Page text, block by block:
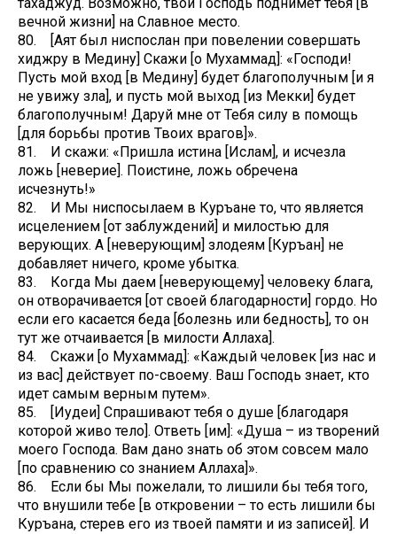
вечной жизни] на Славное место.
80. [Аят был ниспослан при повелении совершать
хиджру в Медину] Скажи [о Мухаммад]: «Господи!
Пусть мой вход [в Медину] будет благополучным [и я
не увижу зла], и пусть мой выход [из Мекки] будет
благополучным! Даруй мне от Тебя силу в помощь
[для борьбы против Твоих врагов]».
81. И скажи: «Пришла истина [Ислам], и исчезла
ложь [неверие]. Поистине, ложь обречена
исчезнуть!»
82. И Мы ниспосылаем в Куръане то, что является
исцелением [от заблуждений] и милостью для
верующих. А [неверующим] злодеям [Куръан] не
добавляет ничего, кроме убытка.
83. Когда Мы даем [неверующему] человеку блага,
он отворачивается [от своей благодарности] гордо. Но
если его касается беда [болезнь или бедность], то он
тут же отчаивается [в милости Аллаха].
84. Скажи [о Мухаммад]: «Каждый человек [из нас и
из вас] действует по-своему. Ваш Господь знает, кто
идет самым верным путем».
85. [Иудеи] Спрашивают тебя о душе [благодаря
которой живо тело]. Ответь [им]: «Душа – из творений
моего Господа. Вам дано знать об этом совсем мало
[по сравнению со знанием Аллаха]».
86. Если бы Мы пожелали, то лишили бы тебя того,
что внушили тебе [в откровении – то есть лишили бы
Куръана, стерев его из твоей памяти и из записей]. И